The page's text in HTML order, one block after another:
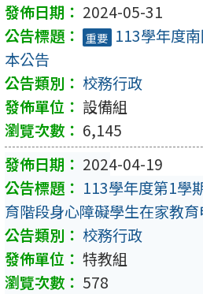
2024-05-31
重要 113學年度
本公告
校務行政
設備組
6,145
2024-04-19
113學年度第1學
育階段身心障礙學生在家教
校務行政
特教組
578